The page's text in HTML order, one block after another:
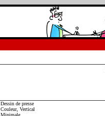
Dessin de presse
Couleur, Vertical
Minimale